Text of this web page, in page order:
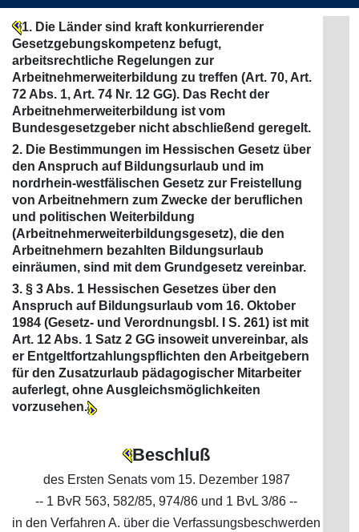
1. Die Länder sind kraft konkurrierender
Gesetzgebungskompetenz befugt,
arbeitsrechtliche Regelungen zur
Arbeitnehmerweiterbildung zu treffen (Art. 70, Art.
72 Abs. 1, Art. 74 Nr. 12 GG). Das Recht der
Arbeitnehmerweiterbildung ist vom
Bundesgesetzgeber nicht abschließend geregelt.
2. Die Bestimmungen im Hessischen Gesetz über
den Anspruch auf Bildungsurlaub und im
nordrhein-westfälischen Gesetz zur Freistellung
von Arbeitnehmern zum Zwecke der beruflichen
und politischen Weiterbildung
(Arbeitnehmerweiterbildungsgesetz), die den
Arbeitnehmern bezahlten Bildungsurlaub
einräumen, sind mit dem Grundgesetz vereinbar.
3. § 3 Abs. 1 Hessischen Gesetzes über den
Anspruch auf Bildungsurlaub vom 16. Oktober
1984 (Gesetz- und Verordnungsbl. I S. 261) ist mit
Art. 12 Abs. 1 Satz 2 GG insoweit unvereinbar, als
er Entgeltfortzahlungspflichten den Arbeitgebern
für den Zusatzurlaub pädagogischer Mitarbeiter
auferlegt, ohne Ausgleichsmöglichkeiten
vorzusehen.
Beschluß
des Ersten Senats vom 15. Dezember 1987
-- 1 BvR 563, 582/85, 974/86 und 1 BvL 3/86 --
in den Verfahren A. über die Verfassungsbeschwerden